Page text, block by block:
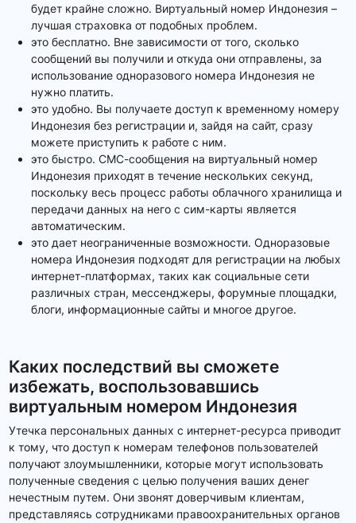
будет крайне сложно. Виртуальный номер Индонезия –
лучшая страховка от подобных проблем.
это бесплатно. Вне зависимости от того, сколько
сообщений вы получили и откуда они отправлены, за
использование одноразового номера Индонезия не
нужно платить.
это удобно. Вы получаете доступ к временному номеру
Индонезия без регистрации и, зайдя на сайт, сразу
можете приступить к работе с ним.
это быстро. СМС-сообщения на виртуальный номер
Индонезия приходят в течение нескольких секунд,
поскольку весь процесс работы облачного хранилища и
передачи данных на него с сим-карты является
автоматическим.
это дает неограниченные возможности. Одноразовые
номера Индонезия подходят для регистрации на любых
интернет-платформах, таких как социальные сети
различных стран, мессенджеры, форумные площадки,
блоги, информационные сайты и многое другое.
Каких последствий вы сможете
избежать, воспользовавшись
виртуальным номером Индонезия
Утечка персональных данных с интернет-ресурса приводит
к тому, что доступ к номерам телефонов пользователей
получают злоумышленники, которые могут использовать
полученные сведения с целью получения ваших денег
нечестным путем. Они звонят доверчивым клиентам,
представляясь сотрудниками правоохранительных органов